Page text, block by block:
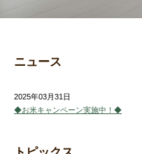
ニュース
2025年03月31日
◆お米キャンペーン実施中！◆